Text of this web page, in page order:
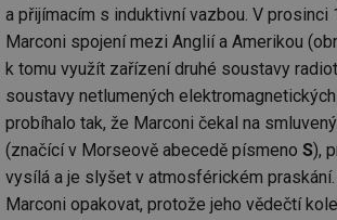
a přijímacím s induktivní vazbou. V prosinci
Marconi spojení mezi Anglií a Amerikou
k tomu využít zařízení druhé soustavy
soustavy netlumených
probíhalo tak, že Marconi čekal na smluvený
(značící v Morseově abecedě písmeno S),
vysílá a je slyšet v atmosférickém praskání.
Marconi opakovat, protože jeho vědečtí